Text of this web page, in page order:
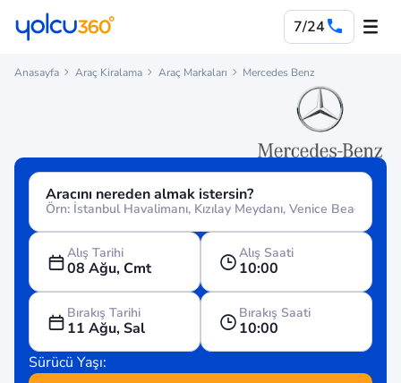
7/24
Anasayfa Araç Kiralama Araç Markaları Mercedes Benz
Aracını nereden almak istersin?
Alış Tarihi
08 Ağu, Cmt
Alış Saati
10:00
Bırakış Tarihi
11 Ağu, Sal
Bırakış Saati
10:00
Sürücü Yaşı: